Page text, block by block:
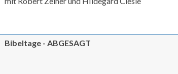
Bibeltage - ABGESAGT